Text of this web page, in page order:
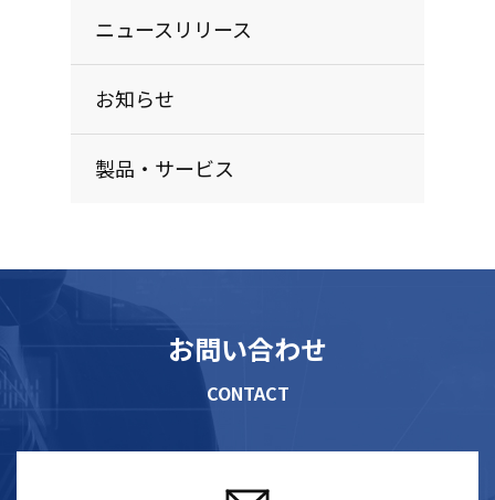
ニュースリリース
お知らせ
製品・サービス
お問い合わせ
CONTACT